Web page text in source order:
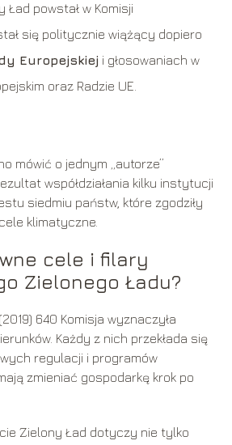
Ład powstał w Komisji
się politycznie wiążący dopiero
Europejskiej i głosowaniach w
oraz Radzie UE.
mówić o jednym „autorze”
współdziałania kilku instytucji
siedmiu państw, które zgodziły
klimatyczne.
cele i filary
Zielonego Ładu?
640 Komisja wyznaczyła
Każdy z nich przekłada się
regulacji i programów
zmieniać gospodarkę krok po
Zielony Ład dotyczy nie tylko